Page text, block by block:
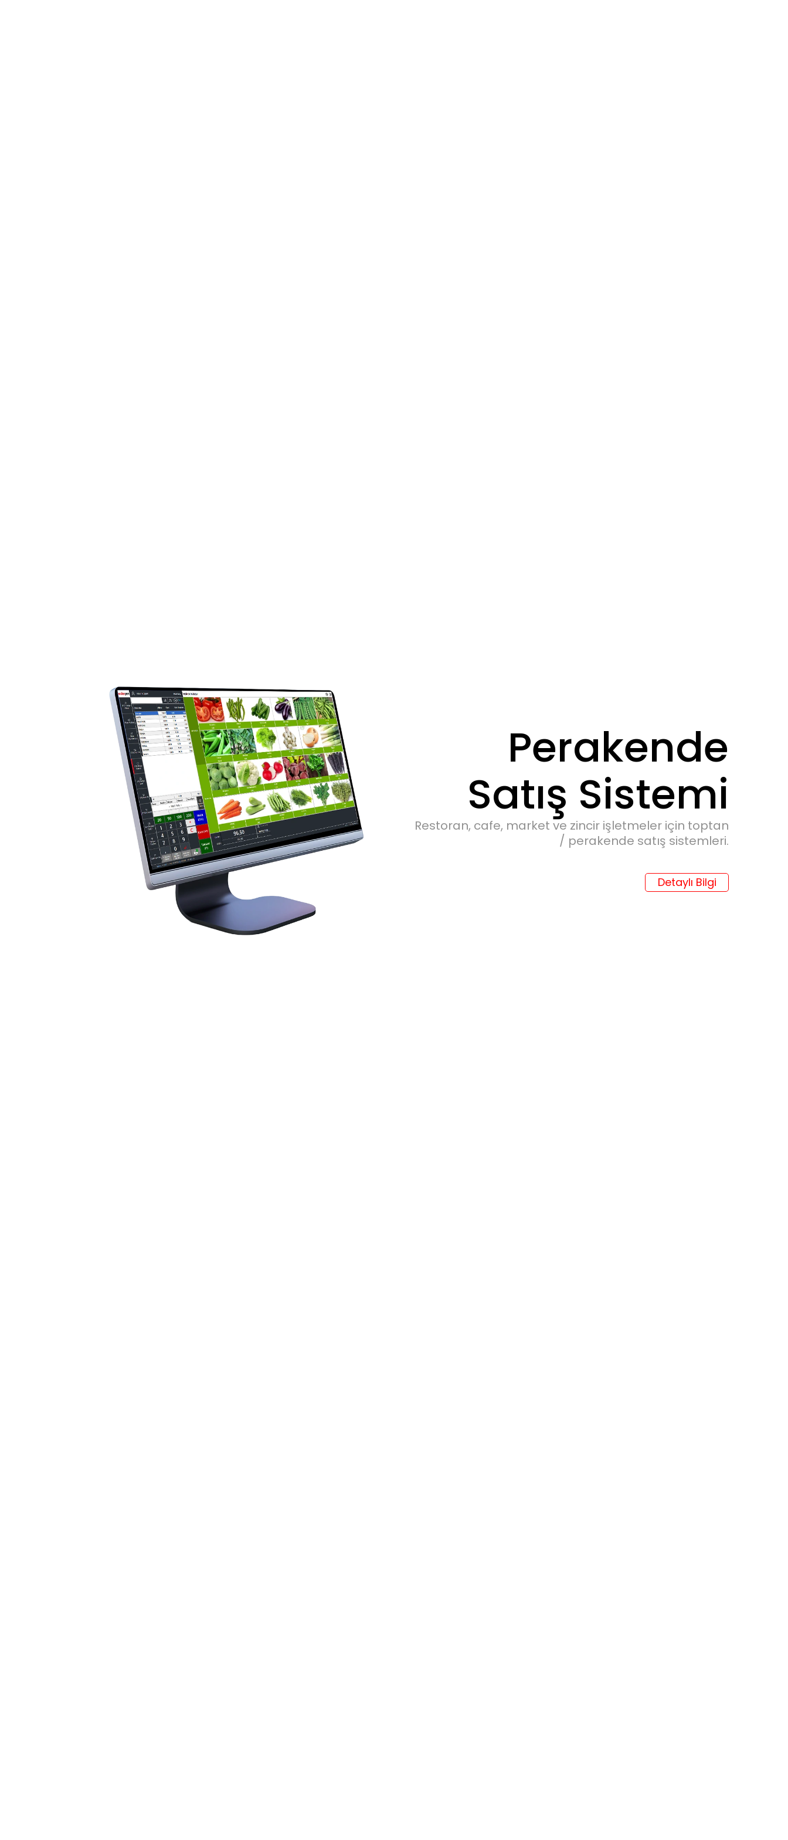
Perakende
Satış Sistemi
Restoran, cafe, market ve zincir işletmeler için toptan
/ perakende satış sistemleri.
Detaylı Bilgi